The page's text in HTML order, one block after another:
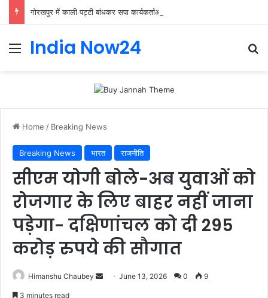
India Now24
Home / Breaking News
Breaking News भारत राजनीति
सीएम योगी बोले-अब युवाओं को
रोजगार के लिए बाहर नहीं जाना
पड़ेगा- दक्षिणांचल को दी 295
करोड़ रुपये की सौगात
Himanshu Chaubey June 13, 2026 0 9
3 minutes read